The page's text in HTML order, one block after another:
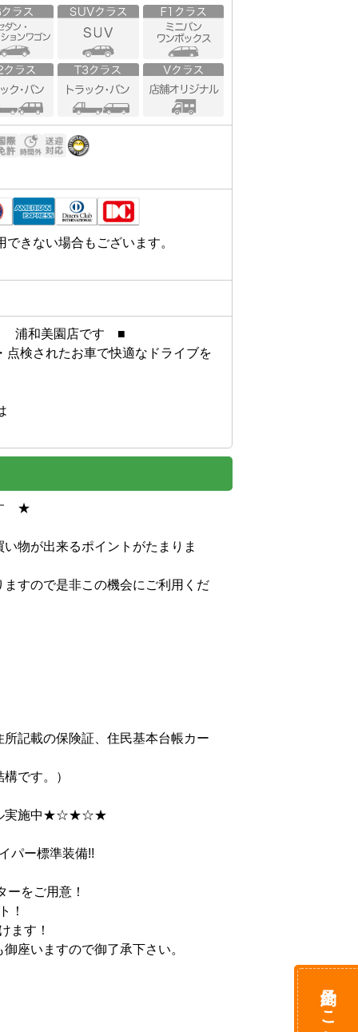
できない場合もございます。
浦和美園店です　■
点検されたお車で快適なドライブを
　★
物が出来るポイントがたまりま
すので是非この機会にご利用くだ
記載の保険証、住民基本台帳カー
です。）
ル実施中★☆★☆★
パー標準装備!!
をご用意！
！
ます！
いますので御了承下さい。